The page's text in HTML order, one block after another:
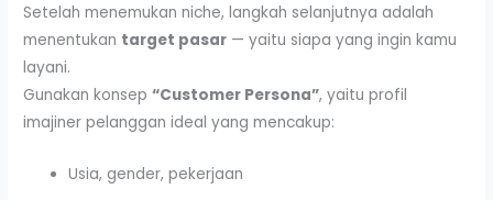
Setelah menemukan niche, langkah selanjutnya adalah
menentukan target pasar — yaitu siapa yang ingin kamu
layani.
Gunakan konsep“Customer Persona”, yaitu profil
imajiner pelanggan ideal yang mencakup:
Usia, gender, pekerjaan